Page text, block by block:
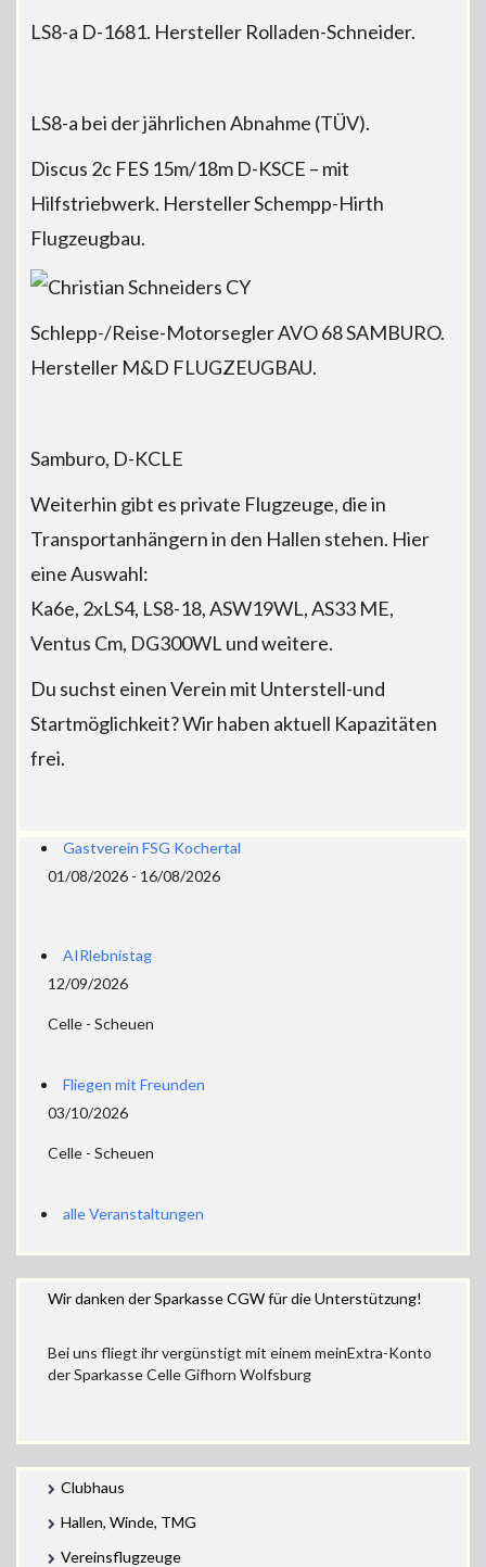
LS8-a D-1681. Hersteller Rolladen-Schneider.
LS8-a bei der jährlichen Abnahme (TÜV).
Discus 2c FES 15m/18m D-KSCE – mit
Hilfstriebwerk. Hersteller Schempp-Hirth
Flugzeugbau.
Schlepp-/Reise-Motorsegler AVO 68 SAMBURO.
Hersteller M&D FLUGZEUGBAU.
Samburo, D-KCLE
Weiterhin gibt es private Flugzeuge, die in
Transportanhängern in den Hallen stehen. Hier
eine Auswahl:
Ka6e, 2xLS4, LS8-18, ASW19WL, AS33 ME,
Ventus Cm, DG300WL und weitere.
Du suchst einen Verein mit Unterstell-und
Startmöglichkeit? Wir haben aktuell Kapazitäten
frei.
Gastverein FSG Kochertal
01/08/2026 - 16/08/2026
AIRlebnistag
12/09/2026
Celle - Scheuen
Fliegen mit Freunden
03/10/2026
Celle - Scheuen
alle Veranstaltungen
Wir danken der Sparkasse CGW für die Unterstützung!
Bei uns fliegt ihr vergünstigt mit einem meinExtra-Konto
der Sparkasse Celle Gifhorn Wolfsburg
Clubhaus
Hallen, Winde, TMG
Vereinsflugzeuge